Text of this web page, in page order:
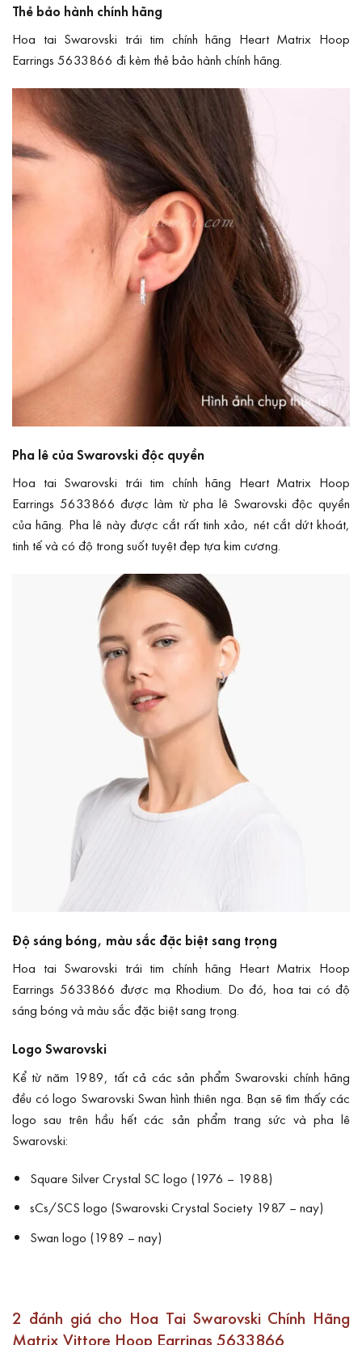
Thẻ bảo hành chính hãng
Hoa tai Swarovski trái tim chính hãng Heart Matrix Hoop
Earrings 5633866 đi kèm thẻ bảo hành chính hãng.
Pha lê của Swarovski độc quyền
Hoa tai Swarovski trái tim chính hãng Heart Matrix Hoop
Earrings 5633866 được làm từ pha lê Swarovski độc quyền
của hãng. Pha lê này được cắt rất tinh xảo, nét cắt dứt khoát,
tinh tế và có độ trong suốt tuyệt đẹp tựa kim cương.
Độ sáng bóng, màu sắc đặc biệt sang trọng
Hoa tai Swarovski trái tim chính hãng Heart Matrix Hoop
Earrings 5633866 được mạ Rhodium. Do đó, hoa tai có độ
sáng bóng và màu sắc đặc biệt sang trọng.
Logo Swarovski
Kể từ năm 1989, tất cả các sản phẩm Swarovski chính hãng
đều có logo Swarovski Swan hình thiên nga. Bạn sẽ tìm thấy các
logo sau trên hầu hết các sản phẩm trang sức và pha lê
Swarovski:
Square Silver Crystal SC logo (1976 – 1988)
sCs/SCS logo (Swarovski Crystal Society 1987 – nay)
Swan logo (1989 – nay)
2 đánh giá cho Hoa Tai Swarovski Chính Hãng
Matrix Vittore Hoop Earrings 5633866